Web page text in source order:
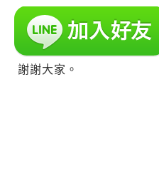
謝謝大家。